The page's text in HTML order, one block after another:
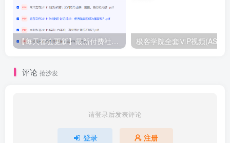
【每天都会更新】最新付费社群公众号文章 极客学院全套ⅥP视频(AS版)
评论 抢沙发
请登录后发表评论
登录 注册